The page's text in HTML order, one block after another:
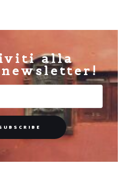
alla